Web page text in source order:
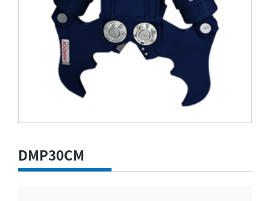
DMP30CM